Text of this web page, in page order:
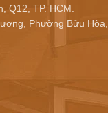
Q12, TP. HCM.
Phường Bửu Hòa,